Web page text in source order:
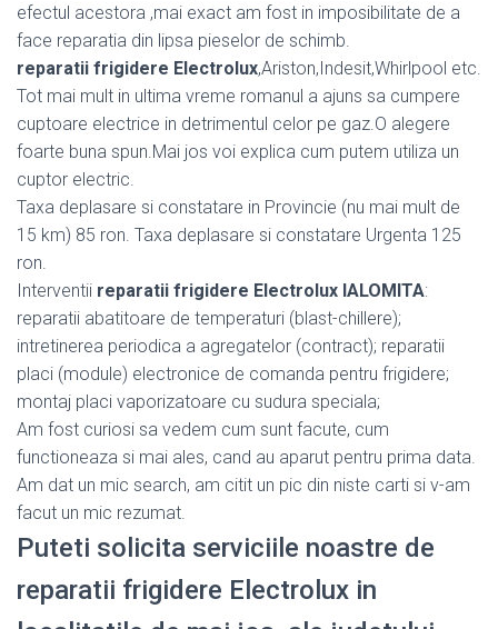
efectul acestora ,mai exact am fost in imposibilitate de a
face reparatia din lipsa pieselor de schimb.
reparatii frigidere Electrolux,Ariston,Indesit,Whirlpool etc.
Tot mai mult in ultima vreme romanul a ajuns sa cumpere
cuptoare electrice in detrimentul celor pe gaz.O alegere
foarte buna spun.Mai jos voi explica cum putem utiliza un
cuptor electric.
Taxa deplasare si constatare in Provincie (nu mai mult de
15 km) 85 ron. Taxa deplasare si constatare Urgenta 125
ron.
Interventii reparatii frigidere Electrolux IALOMITA:
reparatii abatitoare de temperaturi (blast-chillere);
intretinerea periodica a agregatelor (contract); reparatii
placi (module) electronice de comanda pentru frigidere;
montaj placi vaporizatoare cu sudura speciala;
Am fost curiosi sa vedem cum sunt facute, cum
functioneaza si mai ales, cand au aparut pentru prima data.
Am dat un mic search, am citit un pic din niste carti si v-am
facut un mic rezumat.
Puteti solicita serviciile noastre de
reparatii frigidere Electrolux in